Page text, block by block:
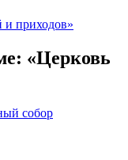
и приходов»
«Церковь